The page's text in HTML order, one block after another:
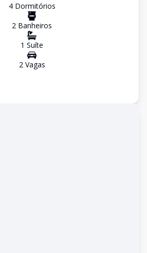
4Dormitórios
2 Banheiros
1 Suíte
2Vagas